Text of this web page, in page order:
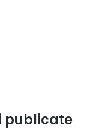
publicate